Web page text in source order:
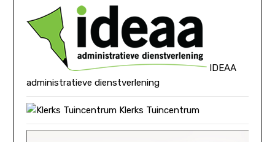
IDEAA
administratieve dienstverlening
Klerks Tuincentrum